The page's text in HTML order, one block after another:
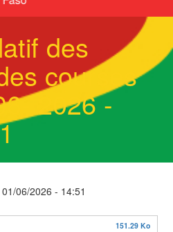
des
courses
2026 -
06/2026 - 14:51
151.29 Ko